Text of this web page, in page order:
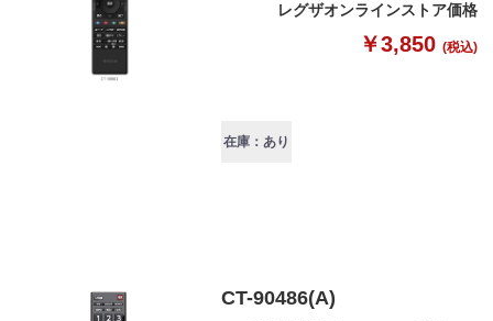
レグザオンラインストア価格
￥3,850 (税込)
在庫：あり
CT-90486(A)